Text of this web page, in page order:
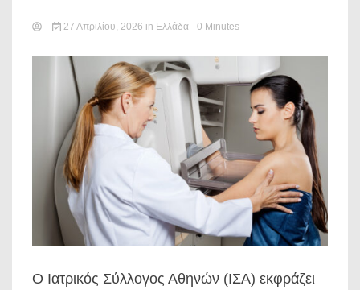
27 Απριλίου, 2026 in Ελλάδα - 0 Minutes
Ο Ιατρικός Σύλλογος Αθηνών (ΙΣΑ) εκφράζει